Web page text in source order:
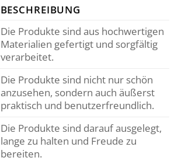
BESCHREIBUNG
Die Produkte sind aus hochwertigen
Materialien gefertigt und sorgfältig
verarbeitet.
Die Produkte sind nicht nur schön
anzusehen, sondern auch äußerst
praktisch und benutzerfreundlich.
Die Produkte sind darauf ausgelegt,
lange zu halten und Freude zu
bereiten.